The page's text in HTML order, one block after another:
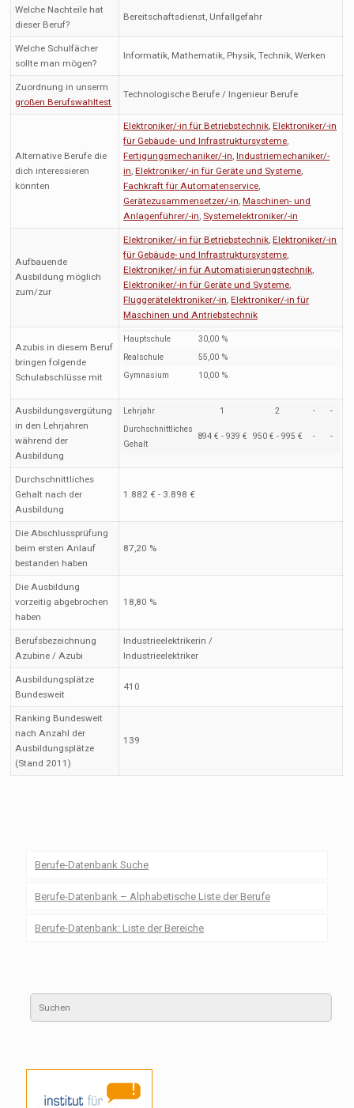
Welche Nachteile hat
dieser Beruf?
Bereitschaftsdienst, Unfallgefahr
Welche Schulfächer
sollte man mögen?
Informatik, Mathematik, Physik, Technik, Werken
Zuordnung in unserm
großen Berufswahltest
Technologische Berufe / Ingenieur Berufe
Alternative Berufe die
dich interessieren
könnten
Elektroniker/-in für Betriebstechnik,Elektroniker/-in
für Gebäude- und Infrastruktursysteme,
Fertigungsmechaniker/-in,Industriemechaniker/-
in,Elektroniker/-in für Geräte und Systeme,
Fachkraft für Automatenservice,
Gerätezusammensetzer/-in,Maschinen- und
Anlagenführer/-in, Systemelektroniker/-in
Aufbauende
Ausbildung möglich
zum/zur
Elektroniker/-in für Betriebstechnik,Elektroniker/-in
für Gebäude- und Infrastruktursysteme,
Elektroniker/-in für Automatisierungstechnik,
Elektroniker/-in für Geräte und Systeme,
Fluggerätelektroniker/-in,Elektroniker/-in für
Maschinen und Antriebstechnik
Azubis in diesem Beruf
bringen folgende
Schulabschlüsse mit
Hauptschule
30,00 %
Realschule
55,00 %
Gymnasium
10,00 %
Ausbildungsvergütung
in den Lehrjahren
während der
Ausbildung
Lehrjahr 1 2 -
-
Durchschnittliches
Gehalt
894 € - 939 € 950 € - 995 € - -
Durchschnittliches
Gehalt nach der
Ausbildung
1.882 € - 3.898 €
Die Abschlussprüfung
beim ersten Anlauf
bestanden haben
87,20 %
Die Ausbildung
vorzeitig abgebrochen
haben
18,80 %
Berufsbezeichnung
Azubine / Azubi
Industrieelektrikerin /
Industrieelektriker
Ausbildungsplätze
Bundesweit
410
Ranking Bundesweit
nach Anzahl der
Ausbildungsplätze
(Stand 2011)
139
Berufe-Datenbank Suche
Berufe-Datenbank – Alphabetische Liste der Berufe
Berufe-Datenbank: Liste der Bereiche